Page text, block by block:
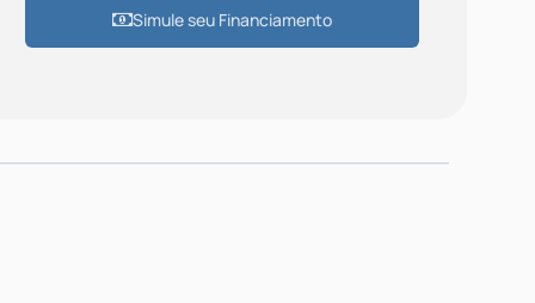
Simule seu Financiamento